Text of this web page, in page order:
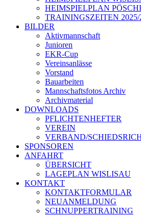
HEIMSPIELPLAN
TRAININGSZEITEN 2025/
BILDER
Aktivmannschaft
Junioren
EKR-Cup
Vereinsanlässe
Vorstand
Bauarbeiten
Mannschaftsfotos Archiv
Archivmaterial
DOWNLOADS
PFLICHTENHEFTER
VEREIN
VERBAND/
SPONSOREN
ANFAHRT
ÜBERSICHT
LAGEPLAN WISLISAU
KONTAKT
KONTAKTFORMULAR
NEUANMELDUNG
SCHNUPPERTRAINING